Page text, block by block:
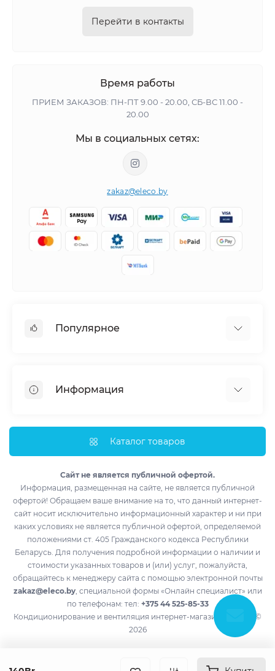
Перейти в контакты
Время работы
ПРИЕМ ЗАКАЗОВ: ПН-ПТ 9.00 - 20.00, СБ-ВС 11.00 -
20.00
Мы в социальных сетях:
zakaz@eleco.by
Популярное
Тепловые насосы
Полупромышленные кондиционеры
Обогреватели
Информация
Импортеры
Контакты
Возврат товара
Производители
Акции
Каталог товаров
Сайт не является публичной офертой.
Информация, размещенная на сайте, не является публичной
офертой! Обращаем ваше внимание на то, что данный интернет-
сайт носит исключительно информационный характер и ни при
каких условиях не является публичной офертой, определяемой
положениями ст. 405 Гражданского кодекса Республики
Беларусь. Для получения подробной информации о наличии и
стоимости указанных товаров и (или) услуг, пожалуйста,
обращайтесь к менеджеру сайта с помощью электронной почты
zakaz@eleco.by, специальной формы «Онлайн специалист» или
по телефонам: тел: +375 44 525-85-33
Кондиционирование и вентиляция интернет-магазин eleco.by ©
2026